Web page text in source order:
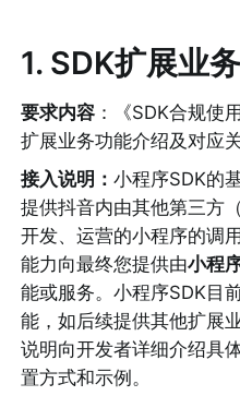
1. SDK扩展业
要求内容 ：《SDK合规使
扩展业务功能介绍及对应
接入说明：小程序SDK的
提供抖音内由其他第三方
开发、运营的小程序的调
能力向最终您提供由小程
能或服务。小程序SDK目
能，如后续提供其他扩展
说明向开发者详细介绍具
置方式和示例。